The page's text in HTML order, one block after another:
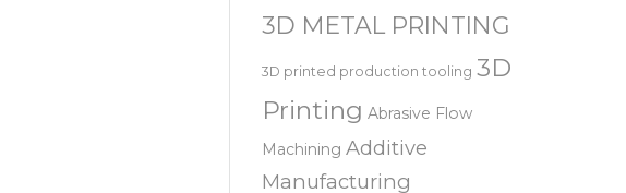
– 美国
易趋宏 (EXTRUDE HONE) MILTON
易趋宏 (EXTRUDE HONE)
HOLZGUNZ- 德 国
3D METAL PRINTING
3D printed production tooling
Printing Abrasive Flow
Machining Additive